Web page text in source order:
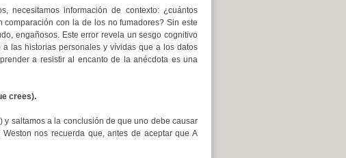
necesitamos información de contexto: ¿cuántos
con la de los no fumadores? Sin este
engañosos. Este error revela un sesgo cognitivo
las historias personales y vívidas que a los datos
a resistir al encanto de la anécdota es una
crees).
saltamos a la conclusión de que uno debe causar
nos recuerda que, antes de aceptar que A